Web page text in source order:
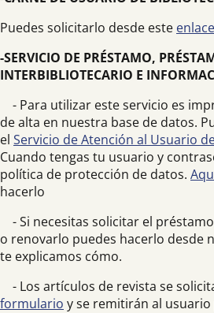
Puedes solicitarlo desde este enlace
-SERVICIO DE PRÉSTAMO,
INTERBIBLIOTECARIO E
- Para utilizar este servicio es
de alta en nuestra base de datos.
el Servicio de Atención al Usuario
Cuando tengas tu usuario y
política de protección de datos.
hacerlo
- Si necesitas solicitar el
o renovarlo puedes hacerlo desde
te explicamos cómo.
- Los artículos de revista se
formulario y se remitirán al